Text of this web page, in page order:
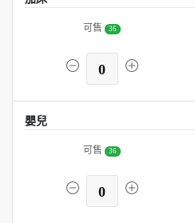
可售 36
0
嬰兒
可售 36
0